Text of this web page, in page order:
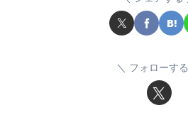
フォローする